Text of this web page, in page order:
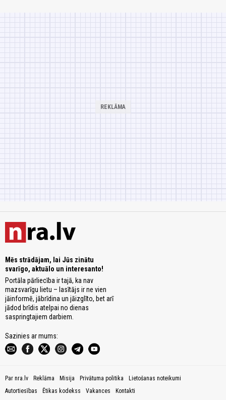
Mēs strādājam, lai Jūs zinātu
svarīgo, aktuālo un interesanto!
Portāla pārliecība ir tajā, ka nav
mazsvarīgu lietu – lasītājs ir ne vien
jāinformē, jābrīdina un jāizglīto, bet arī
jādod brīdis atelpai no dienas
saspringtajiem darbiem.
Sazinies ar mums:
Par nra.lv Reklāma Misija Privātuma politika
Lietošanas noteikumi
Autortiesības
Ētikas kodekss Vakances Kontakti